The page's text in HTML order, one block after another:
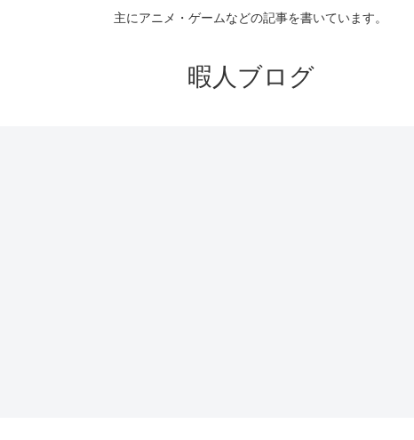
主にアニメ・ゲームなどの記事を書いています。
暇人ブログ